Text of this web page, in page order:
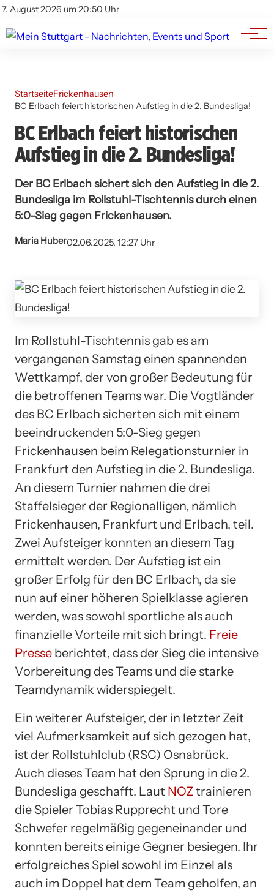
7. August 2026 um 20:50 Uhr
Impressum
Branchenbuch
Werbung
StartseiteFrickenhausen
BC Erlbach feiert historischen Aufstieg in die 2. Bundesliga!
BC Erlbach feiert historischen
Aufstieg in die 2. Bundesliga!
Der BC Erlbach sichert sich den Aufstieg in die 2.
Bundesliga im Rollstuhl-Tischtennis durch einen
5:0-Sieg gegen Frickenhausen.
Maria Huber02.06.2025, 12:27 Uhr
Im Rollstuhl-Tischtennis gab es am
vergangenen Samstag einen spannenden
Wettkampf, der von großer Bedeutung für
die betroffenen Teams war. Die Vogtländer
des BC Erlbach sicherten sich mit einem
beeindruckenden 5:0-Sieg gegen
Frickenhausen beim Relegationsturnier in
Frankfurt den Aufstieg in die 2. Bundesliga.
An diesem Turnier nahmen die drei
Staffelsieger der Regionalligen, nämlich
Frickenhausen, Frankfurt und Erlbach, teil.
Zwei Aufsteiger konnten an diesem Tag
ermittelt werden. Der Aufstieg ist ein
großer Erfolg für den BC Erlbach, da sie
nun auf einer höheren Spielklasse agieren
werden, was sowohl sportliche als auch
finanzielle Vorteile mit sich bringt. Freie
Presse berichtet, dass der Sieg die intensive
Vorbereitung des Teams und die starke
Teamdynamik widerspiegelt.
Ein weiterer Aufsteiger, der in letzter Zeit
viel Aufmerksamkeit auf sich gezogen hat,
ist der Rollstuhlclub (RSC) Osnabrück.
Auch dieses Team hat den Sprung in die 2.
Bundesliga geschafft. Laut NOZtrainieren
die Spieler Tobias Rupprecht und Tore
Schwefer regelmäßig gegeneinander und
konnten bereits einige Gegner besiegen. Ihr
erfolgreiches Spiel sowohl im Einzel als
auch im Doppel hat dem Team geholfen, an